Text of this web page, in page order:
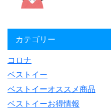
カテゴリー
コロナ
ベストイー
ベストイーオススメ商品
ベストイーお得情報